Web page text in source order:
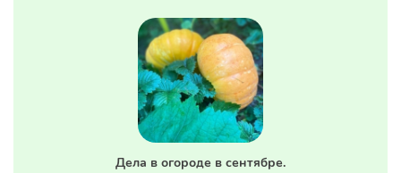
Дела в огороде в сентябре.